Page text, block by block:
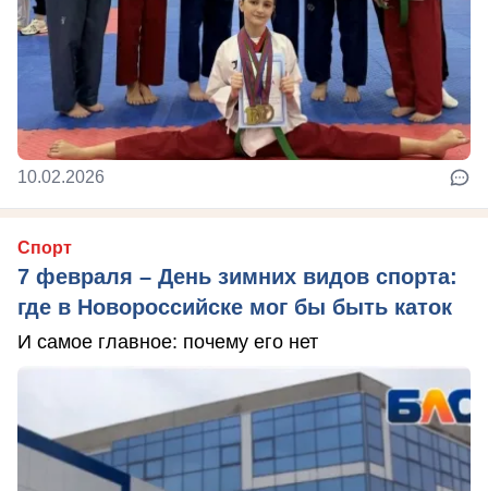
10.02.2026
Спорт
7 февраля – День зимних видов спорта:
где в Новороссийске мог бы быть каток
И самое главное: почему его нет